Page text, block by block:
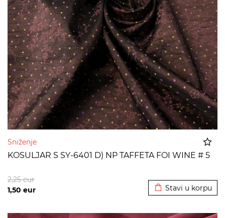
Sniženje
KOSULJAR S SY-6401 D) NP TAFFETA FOI WINE # 5
1,50 eur
2,25eur
Stavi u korpu